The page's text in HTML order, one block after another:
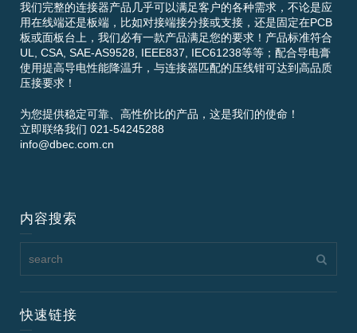
我们完整的连接器产品几乎可以满足客户的各种需求，不论是应
用在线端还是板端，比如对接端接分接或支接，还是固定在PCB
板或面板台上，我们必有一款产品满足您的要求！产品标准符合
UL, CSA, SAE-AS9528, IEEE837, IEC61238等等；配合导电膏
使用提高导电性能降温升，与连接器匹配的压线钳可达到高品质
压接要求！
为您提供稳定可靠、高性价比的产品，这是我们的使命！
立即联络我们 021-54245288
info@dbec.com.cn
内容搜索
快速链接